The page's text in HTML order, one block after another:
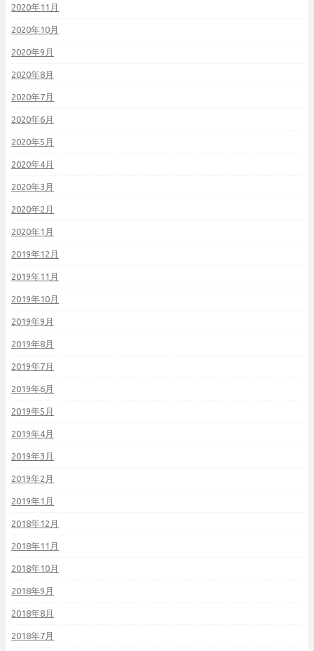
2020年11月
2020年10月
2020年9月
2020年8月
2020年7月
2020年6月
2020年5月
2020年4月
2020年3月
2020年2月
2020年1月
2019年12月
2019年11月
2019年10月
2019年9月
2019年8月
2019年7月
2019年6月
2019年5月
2019年4月
2019年3月
2019年2月
2019年1月
2018年12月
2018年11月
2018年10月
2018年9月
2018年8月
2018年7月